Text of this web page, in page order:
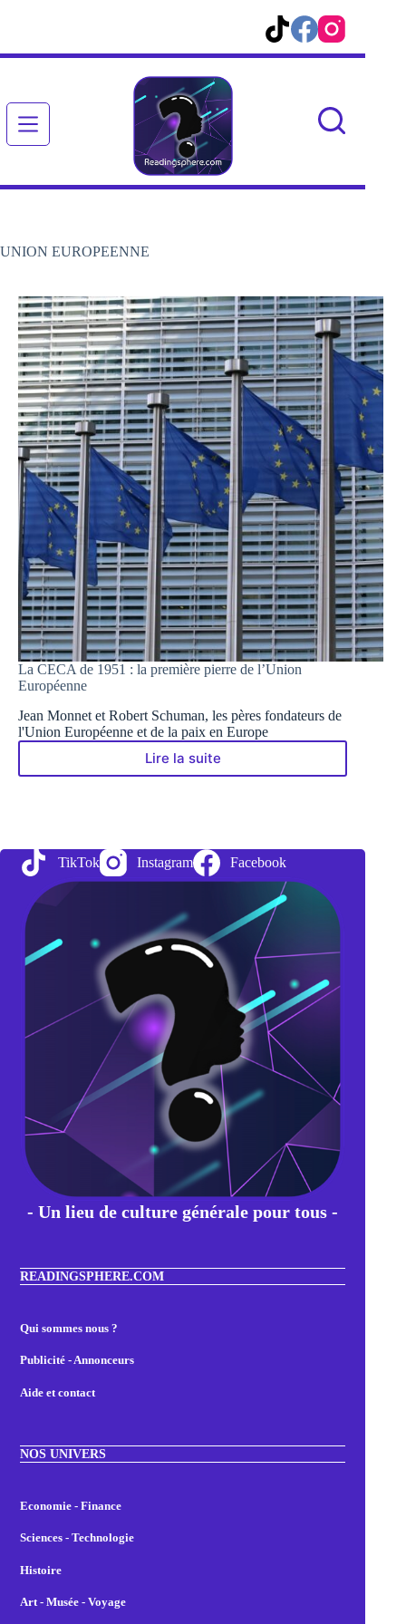
UNION EUROPEENNE
La CECA de 1951 : la première pierre de l’Union
Européenne
Jean Monnet et Robert Schuman, les pères fondateurs de
l'Union Européenne et de la paix en Europe
Lire la suite
La
la
première
pierre
l’Union
Européenne
TikTok Instagram Facebook
- Un lieu de culture générale pour tous -
READINGSPHERE.COM
Qui sommes nous ?
Publicité - Annonceurs
Aide et contact
NOS UNIVERS
Economie - Finance
Sciences - Technologie
Histoire
Art - Musée - Voyage